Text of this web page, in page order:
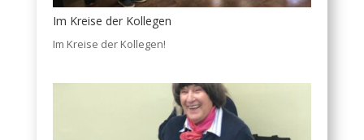
Im Kreise der Kollegen
Im Kreise der Kollegen!